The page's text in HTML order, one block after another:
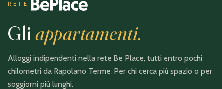
RETE
Gliappartamenti.
Alloggi indipendenti nella rete Be Place, tutti entro pochi
chilometri da Rapolano Terme. Per chi cerca più spazio o per
soggiorni più lunghi.